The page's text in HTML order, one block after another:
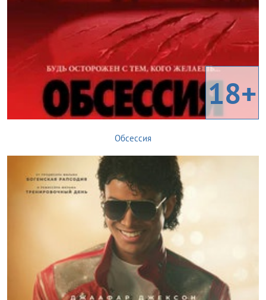
18+
Обсессия